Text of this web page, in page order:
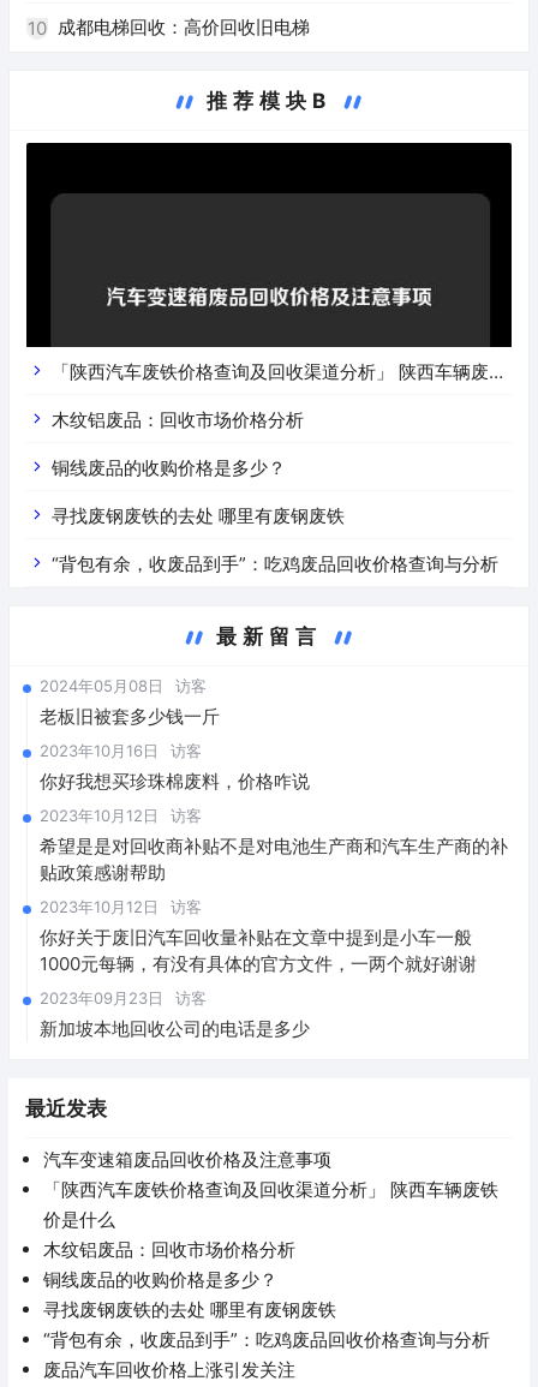
10 成都电梯回收：高价回收旧电梯
推荐模块B
「陕西汽车废铁价格查询及回收渠道分析」 陕西车辆废铁
价是什么
木纹铝废品：回收市场价格分析
铜线废品的收购价格是多少？
寻找废钢废铁的去处 哪里有废钢废铁
“背包有余，收废品到手”：吃鸡废品回收价格查询与分析
最新留言
2024年05月08日 访客
老板旧被套多少钱一斤
2023年10月16日 访客
你好我想买珍珠棉废料，价格咋说
2023年10月12日 访客
希望是是对回收商补贴不是对电池生产商和汽车生产商的补
贴政策感谢帮助
2023年10月12日 访客
你好关于废旧汽车回收量补贴在文章中提到是小车一般
1000元每辆，有没有具体的官方文件，一两个就好谢谢
2023年09月23日 访客
新加坡本地回收公司的电话是多少
最近发表
汽车变速箱废品回收价格及注意事项
「陕西汽车废铁价格查询及回收渠道分析」 陕西车辆废铁
价是什么
木纹铝废品：回收市场价格分析
铜线废品的收购价格是多少？
寻找废钢废铁的去处 哪里有废钢废铁
“背包有余，收废品到手”：吃鸡废品回收价格查询与分析
废品汽车回收价格上涨引发关注